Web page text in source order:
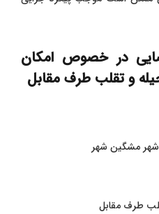
در خصوص امکان
و تقلب طرف مقابل
شهر مشگین شهر
طرف مقابل